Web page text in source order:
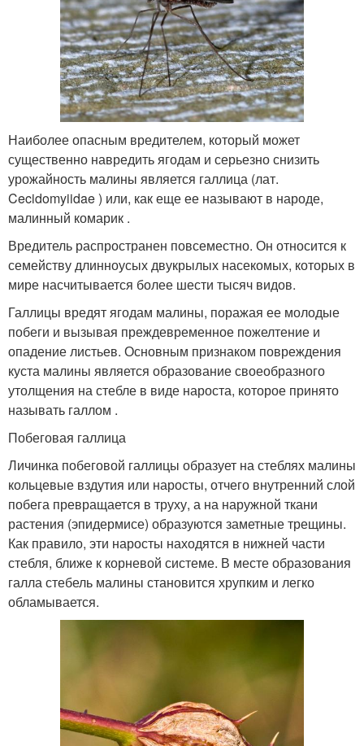
Наиболее опасным вредителем, который может
существенно навредить ягодам и серьезно снизить
урожайность малины является галлица (лат.
Cecidomyiidae ) или, как еще ее называют в народе,
малинный комарик .
Вредитель распространен повсеместно. Он относится к
семейству длинноусых двукрылых насекомых, которых в
мире насчитывается более шести тысяч видов.
Галлицы вредят ягодам малины, поражая ее молодые
побеги и вызывая преждевременное пожелтение и
опадение листьев. Основным признаком повреждения
куста малины является образование своеобразного
утолщения на стебле в виде нароста, которое принято
называть галлом .
Побеговая галлица
Личинка побеговой галлицы образует на стеблях малины
кольцевые вздутия или наросты, отчего внутренний слой
побега превращается в труху, а на наружной ткани
растения (эпидермисе) образуются заметные трещины.
Как правило, эти наросты находятся в нижней части
стебля, ближе к корневой системе. В месте образования
галла стебель малины становится хрупким и легко
обламывается.